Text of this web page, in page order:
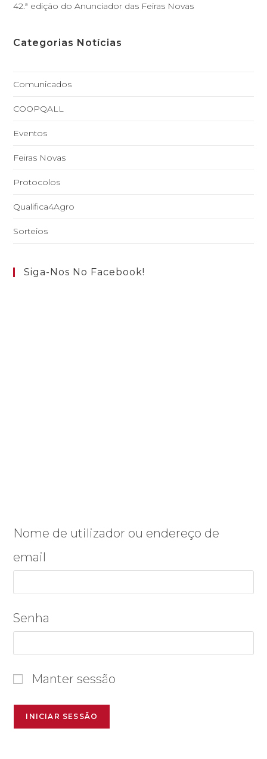
42.ª edição do Anunciador das Feiras Novas
Categorias Notícias
Comunicados
COOPQALL
Eventos
Feiras Novas
Protocolos
Qualifica4Agro
Sorteios
Siga-Nos No Facebook!
Nome de utilizador ou endereço de
email
Senha
Manter sessão